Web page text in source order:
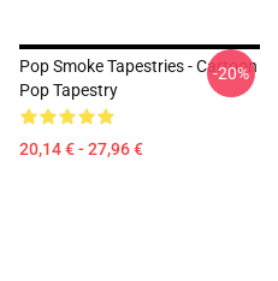
Pop Smoke Tapestries - Cartoon
Pop Tapestry
20,14 € - 27,96 €
-20%